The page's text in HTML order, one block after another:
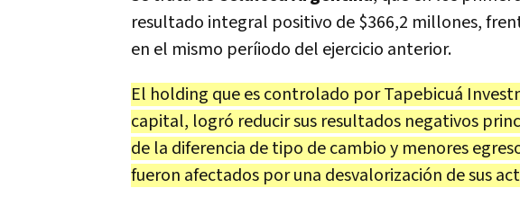
resultado integral positivo de $366,2 millones,
en el mismo períiodo del ejercicio anterior.
El holding que es controlado por Tapebicuá
capital, logró reducir sus resultados negativos
de la diferencia de tipo de cambio y menores
fueron afectados por una desvalorización de sus